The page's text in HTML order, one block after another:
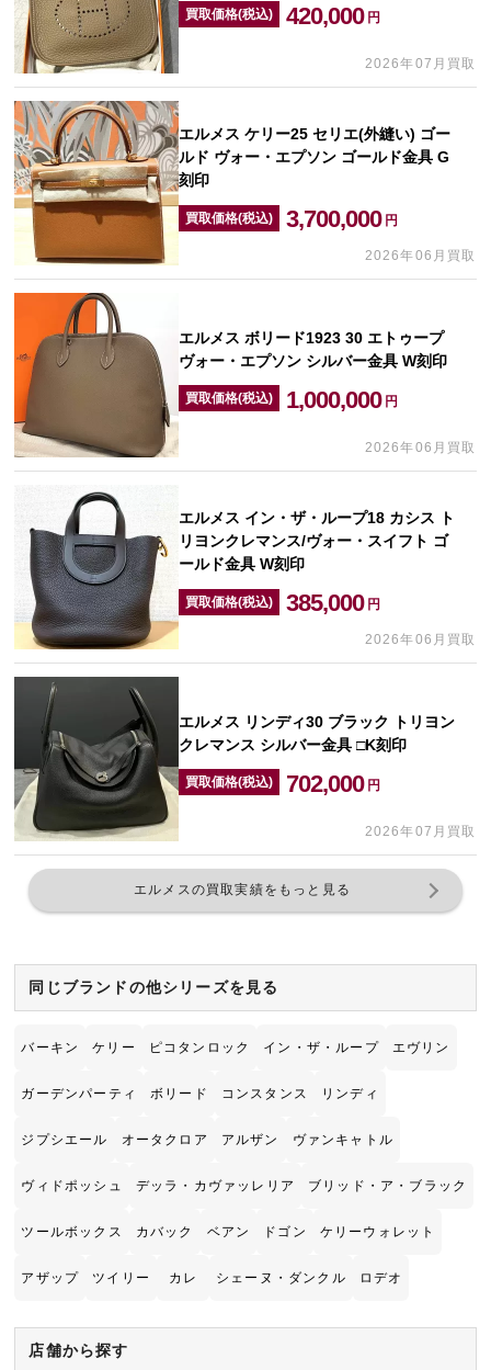
買取価格(税込) 420,000 円
2026年07月買取
エルメス ケリー25 セリエ(外縫い) ゴー
ルド ヴォー・エプソン ゴールド金具 G
刻印
買取価格(税込) 3,700,000 円
2026年06月買取
エルメス ボリード1923 30 エトゥープ
ヴォー・エプソン シルバー金具 W刻印
買取価格(税込) 1,000,000 円
2026年06月買取
エルメス イン・ザ・ループ18 カシス ト
リヨンクレマンス/ヴォー・スイフト ゴ
ールド金具 W刻印
買取価格(税込) 385,000 円
2026年06月買取
エルメス リンディ30 ブラック トリヨン
クレマンス シルバー金具 □K刻印
買取価格(税込) 702,000 円
2026年07月買取
エルメスの買取実績をもっと見る
同じブランドの他シリーズを見る
バーキン ケリー ピコタンロック イン・ザ・ループ エヴリン
ガーデンパーティ ボリード コンスタンス リンディ
ジプシエール オータクロア アルザン ヴァンキャトル
ヴィドポッシュ デッラ・カヴァッレリア ブリッド・ア・ブラック
ツールボックス カバック ベアン ドゴン ケリーウォレット
アザップ ツイリー カレ シェーヌ・ダンクル ロデオ
店舗から探す